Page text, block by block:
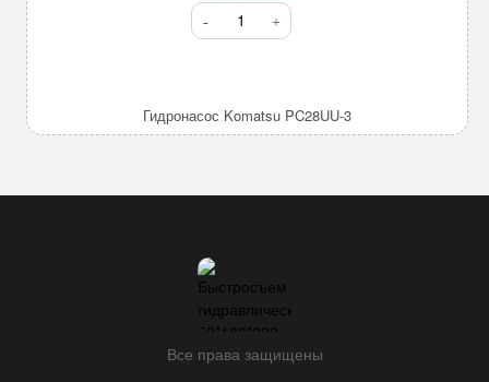
Количество
товара
3
Гидронасос Komatsu PC28UU-3
Все права защищены